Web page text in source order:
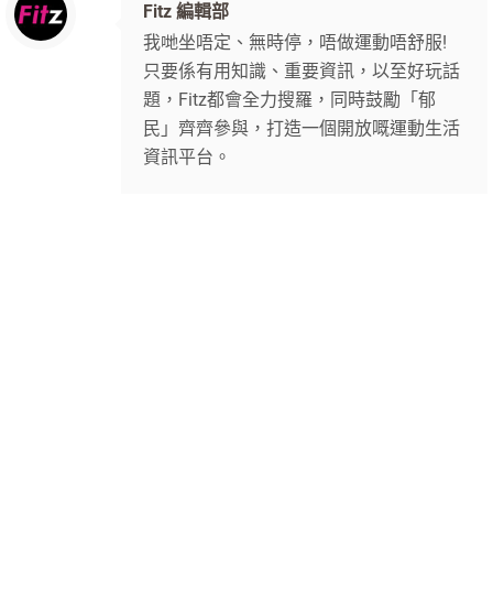
Fitz 編輯部
我哋坐唔定、無時停，唔做運動唔舒服!
只要係有用知識、重要資訊，以至好玩話
題，Fitz都會全力搜羅，同時鼓勵「郁
民」齊齊參與，打造一個開放嘅運動生活
資訊平台。